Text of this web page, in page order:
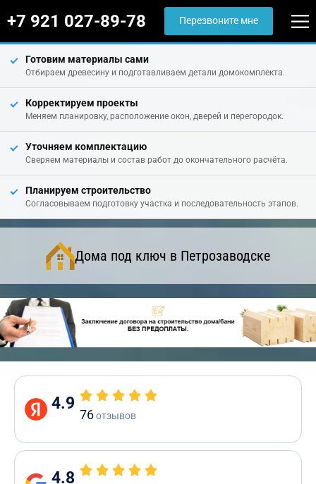
+7 921 027-89-78 Перезвоните мне
Готовим материалы сами
Отбираем древесину и подготавливаем детали домокомплекта.
Корректируем проекты
Меняем планировку, расположение окон, дверей и перегородок.
Уточняем комплектацию
Сверяем материалы и состав работ до окончательного расчёта.
Планируем строительство
Согласовываем подготовку участка и последовательность этапов.
Дома под ключ в Петрозаводске
4.9
76отзывов
4.8